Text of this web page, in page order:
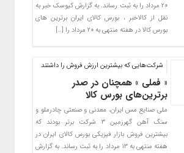
۲۰ مرداد را به ثبت رساند. به گزارش کیوسک خبر به
نقل از کالاخبر ، بورس کالای ایران برترین های
بورس کالا در هفته منتهی به ۲۰ مرداد را […]
شرکت‌هایی که بیشترین ارزش فروش را داشتند
« فملی » همچنان در صدر
برترین‌های بورس کالا
ملی صنایع مس ایران، معدنی و صنعتی چادرملو و
سنگ آهن گهرزمین ۳ شرکت برتر بودند که
بیشترین فروش بازار فیزیکی بورس کالای ایران در
هفته منتهی به ۱۳ مرداد را به ثبت رساند. به گزارش